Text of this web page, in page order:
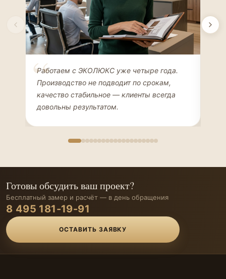
Елена Соколова
ДИЗАЙНЕР ИНТЕРЬЕРОВ
Работаем с ЭКОЛЮКС уже четыре года.
Производство не подводит по срокам,
качество стабильное — клиенты всегда
довольны результатом.
Готовы обсудить ваш проект?
Бесплатный замер и расчёт — в день обращения
8 495 181-19-91
ОСТАВИТЬ ЗАЯВКУ